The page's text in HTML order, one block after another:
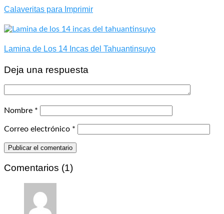
Calaveritas para Imprimir
Lamina de Los 14 Incas del Tahuantinsuyo
Deja una respuesta
Nombre *
Correo electrónico *
Comentarios (1)